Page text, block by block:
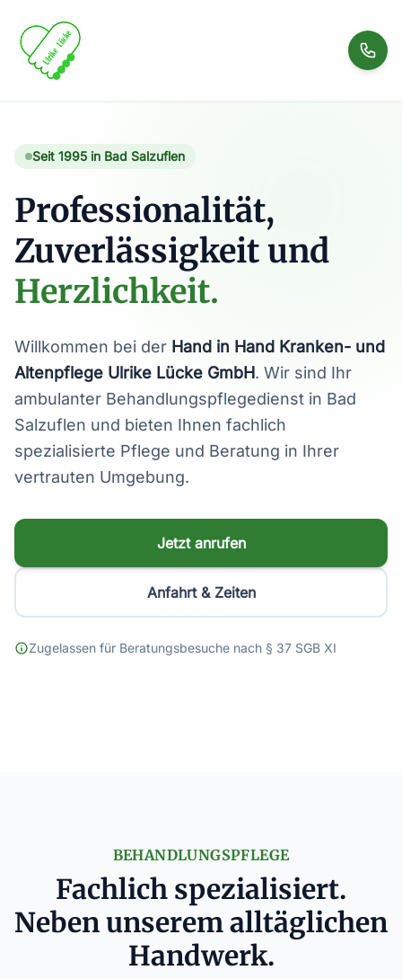
Seit 1995 in Bad Salzuflen
Professionalität,
Zuverlässigkeit und
Herzlichkeit.
Willkommen bei der Hand in Hand Kranken- und
Altenpflege Ulrike Lücke GmbH. Wir sind Ihr
ambulanter Behandlungspflegedienst in Bad
Salzuflen und bieten Ihnen fachlich
spezialisierte Pflege und Beratung in Ihrer
vertrauten Umgebung.
Jetzt anrufen
Anfahrt & Zeiten
Zugelassen für Beratungsbesuche nach § 37 SGB XI
BEHANDLUNGSPFLEGE
Fachlich spezialisiert.
Neben unserem alltäglichen
Handwerk.